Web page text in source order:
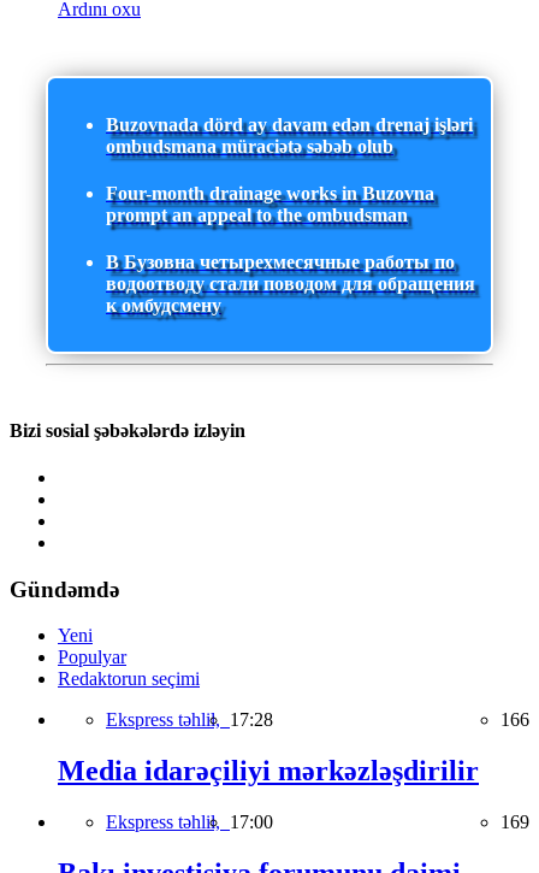
Ardını oxu
Buzovnada dörd ay davam edən drenaj işləri
ombudsmana müraciətə səbəb olub
Four-month drainage works in Buzovna
prompt an appeal to the ombudsman
В Бузовна четырехмесячные работы по
водоотводу стали поводом для обращения
к омбудсмену
Bizi sosial şəbəkələrdə izləyin
Gündəmdə
Yeni
Populyar
Redaktorun seçimi
Ekspress təhlil, 17:28 166
Media idarəçiliyi mərkəzləşdirilir
Ekspress təhlil, 17:00 169